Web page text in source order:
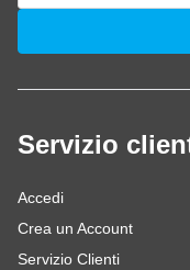
Indirizzo email
Servizio
Accedi
Crea un Account
Servizio Clienti